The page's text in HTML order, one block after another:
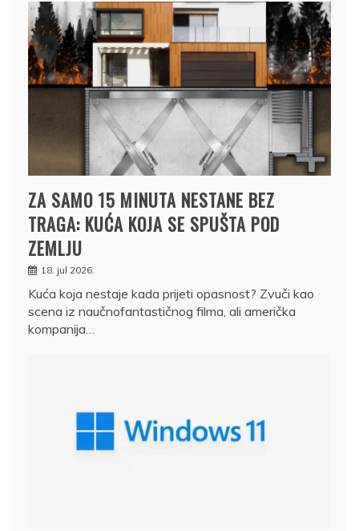
ZA SAMO 15 MINUTA NESTANE BEZ
TRAGA: KUĆA KOJA SE SPUŠTA POD
ZEMLJU
18. jul 2026.
Kuća koja nestaje kada prijeti opasnost? Zvuči kao
scena iz naučnofantastičnog filma, ali američka
kompanija…